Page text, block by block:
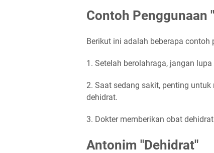
Contoh Penggunaan
Berikut ini adalah beberapa
1. Setelah berolahraga, jangan
2. Saat sedang sakit, penting
dehidrat.
3. Dokter memberikan obat
Antonim "Dehidrat"